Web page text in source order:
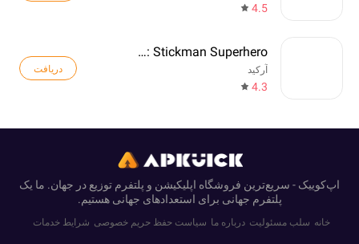
4.5
Web Master: Stickman Superhero
آرکید
4.3
دریافت
اپ‌کوییک - سریع‌ترین فروشگاه اپلیکیشن و پلتفرم توزیع در جهان. ما یک
پلتفرم جهانی برای استعدادهای جهانی هستیم.
خانه سلب مسئولیت درباره ما سیاست حفظ حریم خصوصی شرایط خدمات